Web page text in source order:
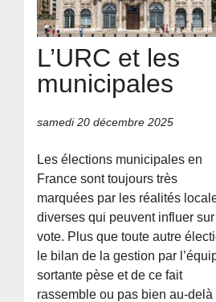
L’URC et les
municipales
samedi 20 décembre 2025
Les élections municipales en
France sont toujours très
marquées par les réalités
diverses qui peuvent influer
vote. Plus que toute autre
le bilan de la gestion par
sortante pèse et de ce fait
rassemble ou pas bien au-delà